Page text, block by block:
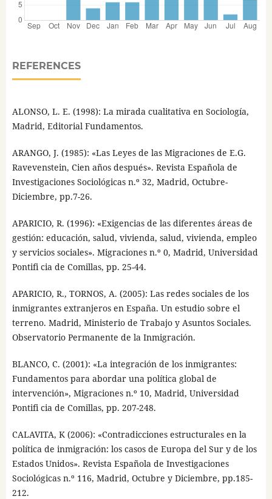
REFERENCES
ALONSO, L. E. (1998): La mirada cualitativa en Sociología,
Madrid, Editorial Fundamentos.
ARANGO, J. (1985): «Las Leyes de las Migraciones de E.G.
Ravevenstein, Cien años después». Revista Española de
Investigaciones Sociológicas n.º 32, Madrid, Octubre-
Diciembre, pp.7-26.
APARICIO, R. (1996): «Exigencias de las diferentes áreas de
gestión: educación, salud, vivienda, salud, vivienda, empleo
y servicios sociales». Migraciones n.º 0, Madrid, Universidad
Pontifi cia de Comillas, pp. 25-44.
APARICIO, R., TORNOS, A. (2005): Las redes sociales de los
inmigrantes extranjeros en España. Un estudio sobre el
terreno. Madrid, Ministerio de Trabajo y Asuntos Sociales.
Observatorio Permanente de la Inmigración.
BLANCO, C. (2001): «La integración de los inmigrantes:
Fundamentos para abordar una política global de
intervención», Migraciones n.º 10, Madrid, Universidad
Pontifi cia de Comillas, pp. 207-248.
CALAVITA, K (2006): «Contradicciones estructurales en la
política de inmigración: los casos de Europa del Sur y de los
Estados Unidos». Revista Española de Investigaciones
Sociológicas n.º 116, Madrid, Octubre y Diciembre, pp.185-
212.